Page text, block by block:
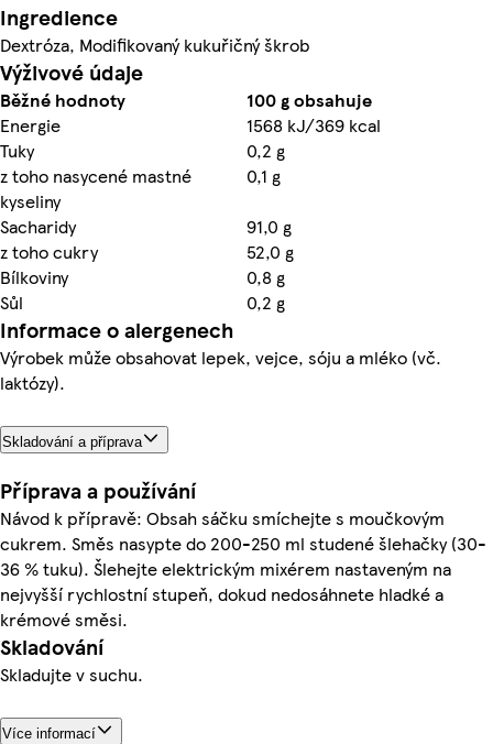
Ingredience
Dextróza, Modifikovaný kukuřičný škrob
Výživové údaje
Běžné hodnoty
100 g obsahuje
Energie
1568 kJ/369 kcal
Tuky
0,2 g
z toho nasycené mastné
kyseliny
0,1 g
Sacharidy
91,0 g
z toho cukry
52,0 g
Bílkoviny
0,8 g
Sůl
0,2 g
Informace o alergenech
Výrobek může obsahovat lepek, vejce, sóju a mléko (vč.
laktózy).
Skladování a příprava
Příprava a používání
Návod k přípravě: Obsah sáčku smíchejte s moučkovým
cukrem. Směs nasypte do 200-250 ml studené šlehačky (30-
36 % tuku). Šlehejte elektrickým mixérem nastaveným na
nejvyšší rychlostní stupeň, dokud nedosáhnete hladké a
krémové směsi.
Skladování
Skladujte v suchu.
Více informací